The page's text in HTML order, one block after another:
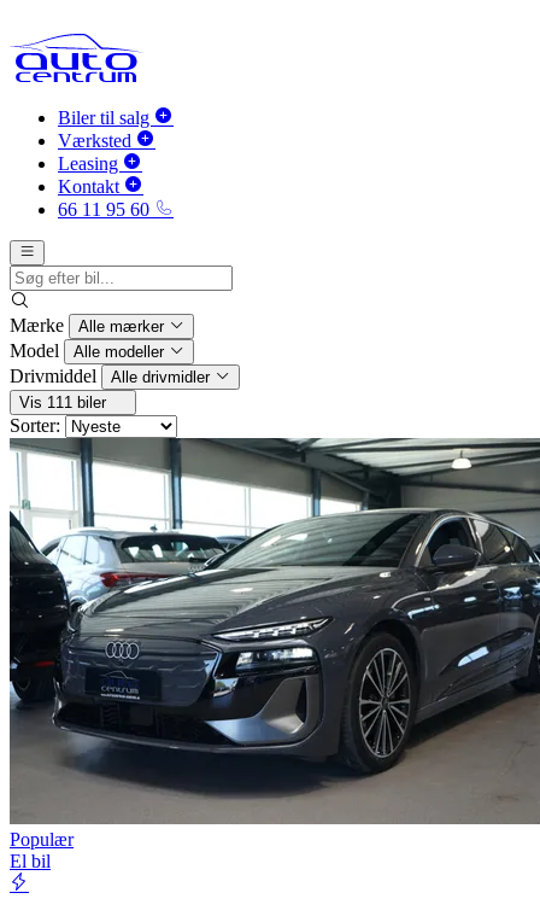
Biler til salg
Værksted
Leasing
Kontakt
66 11 95 60
Mærke Alle mærker
Model Alle modeller
Drivmiddel
Alle drivmidler
Vis 111 biler
Sorter:
Populær
El bil